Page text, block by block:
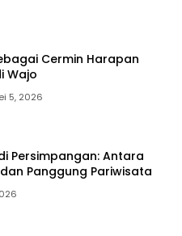
Cermin Harapan
Wajo
5, 2026
Persimpangan: Antara
Panggung Pariwisata